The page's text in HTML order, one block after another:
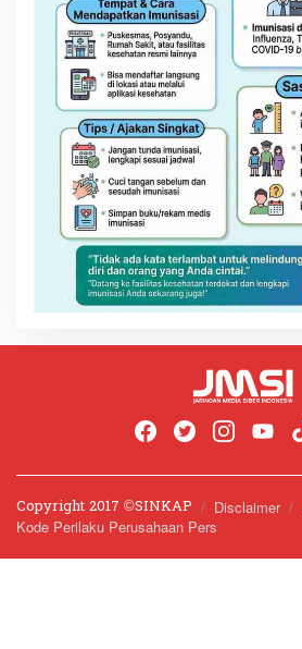
Copyright 2017 ©️SINKAP Disclaimer
Kode Perilaku Perusahaan Pers